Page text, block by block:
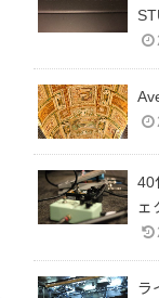
40
ェ
ラ